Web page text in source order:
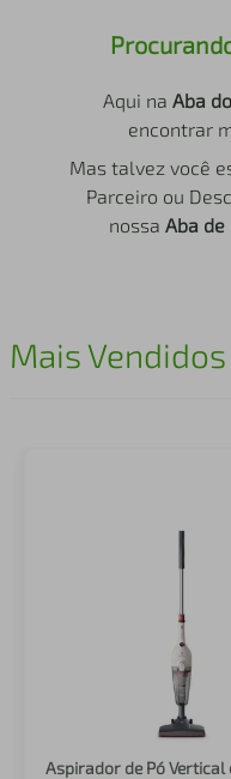
Aqui na Aba
encontrar
Mas talvez você
Parceiro ou
nossa Aba de
Mais Vendidos
Aspirador de Pó Vertical